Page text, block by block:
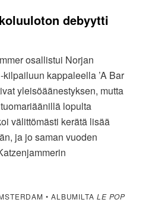
debyytti
osallistui Norjan
kappaleella ’A Bar
yleisöäänestyksen, mutta
lopulta
välittömästi kerätä lisää
ja jo saman vuoden
• ALBUMILTA LE POP